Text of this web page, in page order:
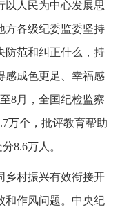
以人民为中心发展思
方各级纪委监委坚持
防范和纠正什么，持
感成色更足、幸福感
8月，全国纪检监察
万个，批评教育帮助
8.6万人。
乡村振兴有效衔接开
和作风问题。中央纪